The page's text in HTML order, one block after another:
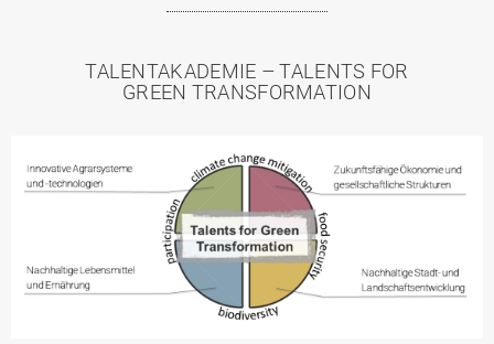
TALENTAKADEMIE – TALENTS FOR
GREEN TRANSFORMATION